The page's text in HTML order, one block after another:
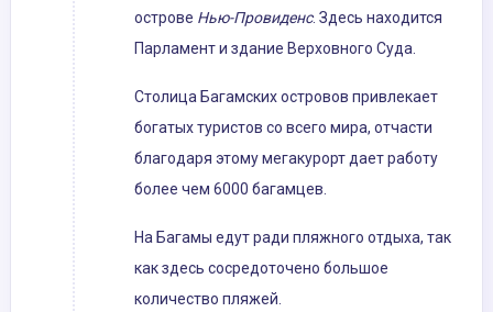
острове Нью-Провиденс. Здесь находится
Парламент и здание Верховного Суда.
Столица Багамских островов привлекает
богатых туристов со всего мира, отчасти
благодаря этому мегакурорт дает работу
более чем 6000 багамцев.
На Багамы едут ради пляжного отдыха, так
как здесь сосредоточено большое
количество пляжей.